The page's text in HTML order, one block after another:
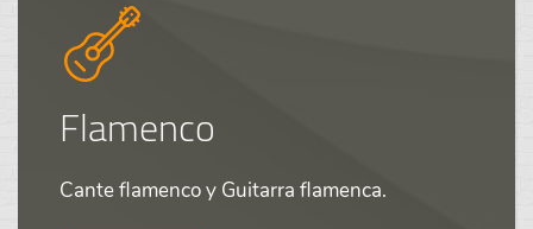
Flamenco
Cante flamenco y Guitarra flamenca.